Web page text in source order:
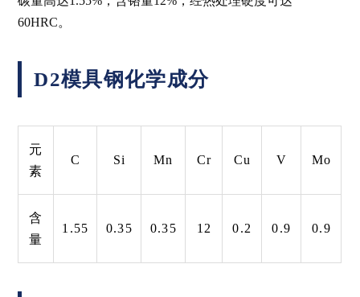
60HRC。
D2模具钢化学成分
元
素
C Si Mn Cr Cu V Mo
含
量
1.55 0.35 0.35 12 0.2 0.9 0.9